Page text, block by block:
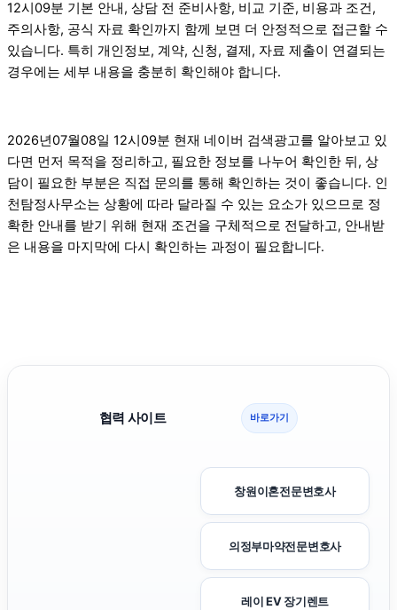
12시09분 기본 안내, 상담 전 준비사항, 비교 기준, 비용과 조건,
주의사항, 공식 자료 확인까지 함께 보면 더 안정적으로 접근할 수
있습니다. 특히 개인정보, 계약, 신청, 결제, 자료 제출이 연결되는
경우에는 세부 내용을 충분히 확인해야 합니다.
2026년07월08일 12시09분 현재 네이버 검색광고를 알아보고 있
다면 먼저 목적을 정리하고, 필요한 정보를 나누어 확인한 뒤, 상
담이 필요한 부분은 직접 문의를 통해 확인하는 것이 좋습니다. 인
천탐정사무소는 상황에 따라 달라질 수 있는 요소가 있으므로 정
확한 안내를 받기 위해 현재 조건을 구체적으로 전달하고, 안내받
은 내용을 마지막에 다시 확인하는 과정이 필요합니다.
협력 사이트 바로가기
창원이혼전문변호사
의정부마약전문변호사
레이 EV 장기렌트